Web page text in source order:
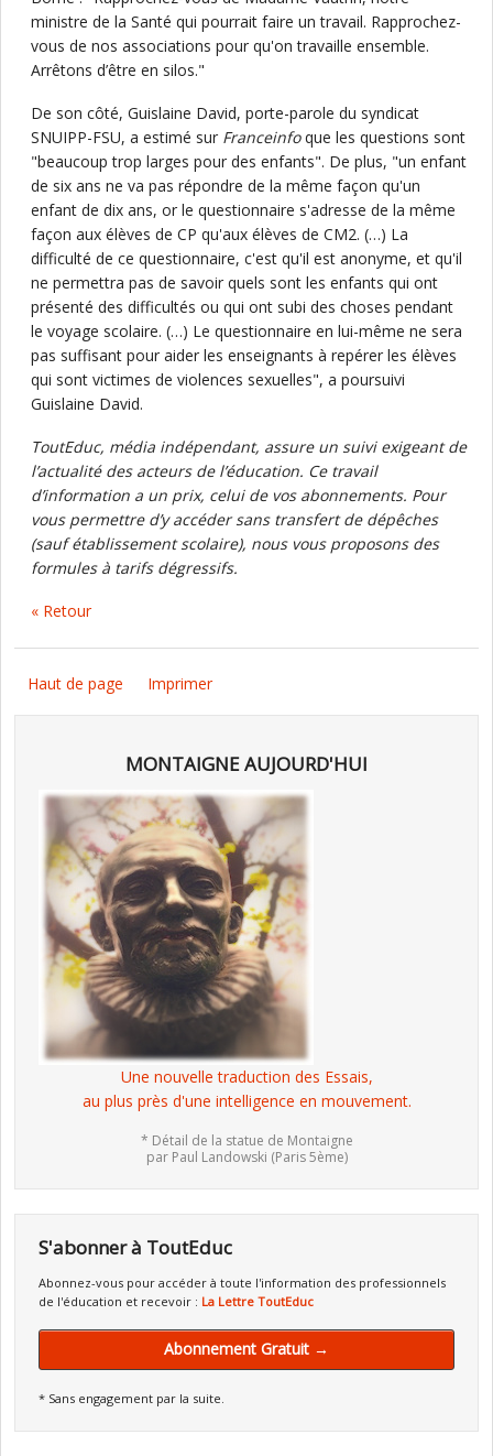
ministre de la Santé qui pourrait faire un travail. Rapprochez-
vous de nos associations pour qu'on travaille ensemble.
Arrêtons d’être en silos."
De son côté, Guislaine David, porte-parole du syndicat
SNUIPP-FSU, a estimé sur Franceinfoque les questions sont
"beaucoup trop larges pour des enfants". De plus, "un enfant
de six ans ne va pas répondre de la même façon qu'un
enfant de dix ans, or le questionnaire s'adresse de la même
façon aux élèves de CP qu'aux élèves de CM2. (…) La
difficulté de ce questionnaire, c'est qu'il est anonyme, et qu'il
ne permettra pas de savoir quels sont les enfants qui ont
présenté des difficultés ou qui ont subi des choses pendant
le voyage scolaire. (…) Le questionnaire en lui-même ne sera
pas suffisant pour aider les enseignants à repérer les élèves
qui sont victimes de violences sexuelles", a poursuivi
Guislaine David.
ToutEduc, média indépendant, assure un suivi exigeant de
l’actualité des acteurs de l’éducation. Ce travail
d’information a un prix, celui de vos abonnements. Pour
vous permettre d’y accéder sans transfert de dépêches
(sauf établissement scolaire), nous vous proposons des
formules à tarifs dégressifs.
« Retour
Haut de page Imprimer
MONTAIGNE AUJOURD'HUI
Une nouvelle traduction des Essais,
au plus près d'une intelligence en mouvement.
* Détail de la statue de Montaigne
par Paul Landowski (Paris 5ème)
S'abonner à ToutEduc
Abonnez-vous pour accéder à toute l'information des professionnels
de l'éducation et recevoir : La Lettre ToutEduc
Abonnement Gratuit →
* Sans engagement par la suite.